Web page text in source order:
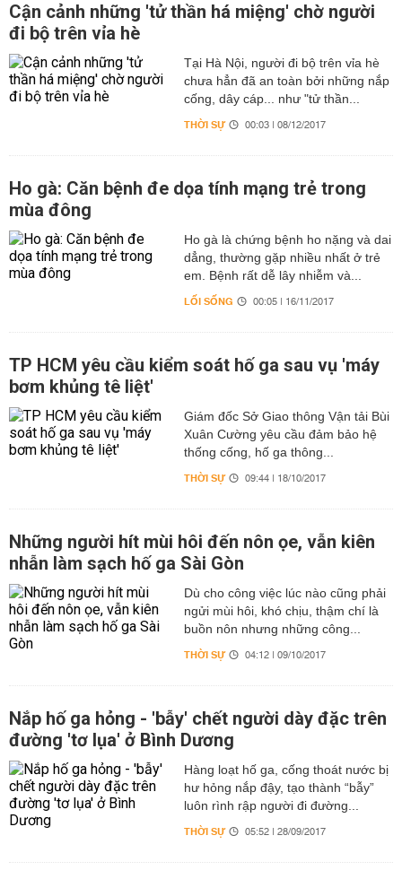
Cận cảnh những 'tử thần há miệng' chờ người
đi bộ trên vỉa hè
Tại Hà Nội, người đi bộ trên vỉa hè
chưa hẳn đã an toàn bởi những nắp
cống, dây cáp... như "tử thần...
THỜI SỰ 00:03 | 08/12/2017
Ho gà: Căn bệnh đe dọa tính mạng trẻ trong
mùa đông
Ho gà là chứng bệnh ho nặng và dai
dẳng, thường gặp nhiều nhất ở trẻ
em. Bệnh rất dễ lây nhiễm và...
LỐI SỐNG 00:05 | 16/11/2017
TP HCM yêu cầu kiểm soát hố ga sau vụ 'máy
bơm khủng tê liệt'
Giám đốc Sở Giao thông Vận tải Bùi
Xuân Cường yêu cầu đảm bảo hệ
thống cống, hố ga thông...
THỜI SỰ 09:44 | 18/10/2017
Những người hít mùi hôi đến nôn ọe, vẫn kiên
nhẫn làm sạch hố ga Sài Gòn
Dù cho công việc lúc nào cũng phải
ngửi mùi hôi, khó chịu, thậm chí là
buồn nôn nhưng những công...
THỜI SỰ 04:12 | 09/10/2017
Nắp hố ga hỏng - 'bẫy' chết người dày đặc trên
đường 'tơ lụa' ở Bình Dương
Hàng loạt hố ga, cống thoát nước bị
hư hỏng nắp đậy, tạo thành “bẫy”
luôn rình rập người đi đường...
THỜI SỰ 05:52 | 28/09/2017